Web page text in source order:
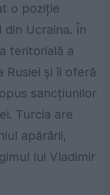
o poziție
Ucraina. În
teritorială a
Rusiei și îi oferă
sancțiunilor
Turcia are
apărării,
lui Vladimir